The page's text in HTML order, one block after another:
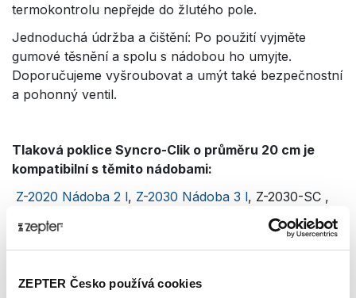
ZEPTER Česko používá cookies
termokontrolu nepřejde do žlutého pole.
Jednoduchá údržba a čištění: Po použití vyjměte
gumové těsnění a spolu s nádobou ho umyjte.
Doporučujeme vyšroubovat a umýt také bezpečnostní
a pohonný ventil.
Tlaková poklice Syncro-Clik o průměru 20 cm je
kompatibilní s těmito nádobami:
Z-2020 Nádoba 2 l, Z-2030 Nádoba 3 l, Z-2030-SC ,
, Z-2058
Nádoba 5,8 l